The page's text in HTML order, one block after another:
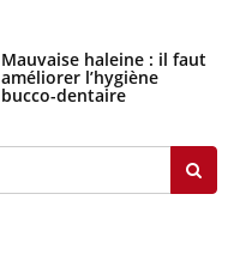
Mauvaise haleine : il faut
améliorer l’hygiène
bucco-dentaire